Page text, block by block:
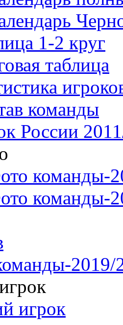
1-2 круг
таблица
команды
России
команды-
команды-
2019/
игрок